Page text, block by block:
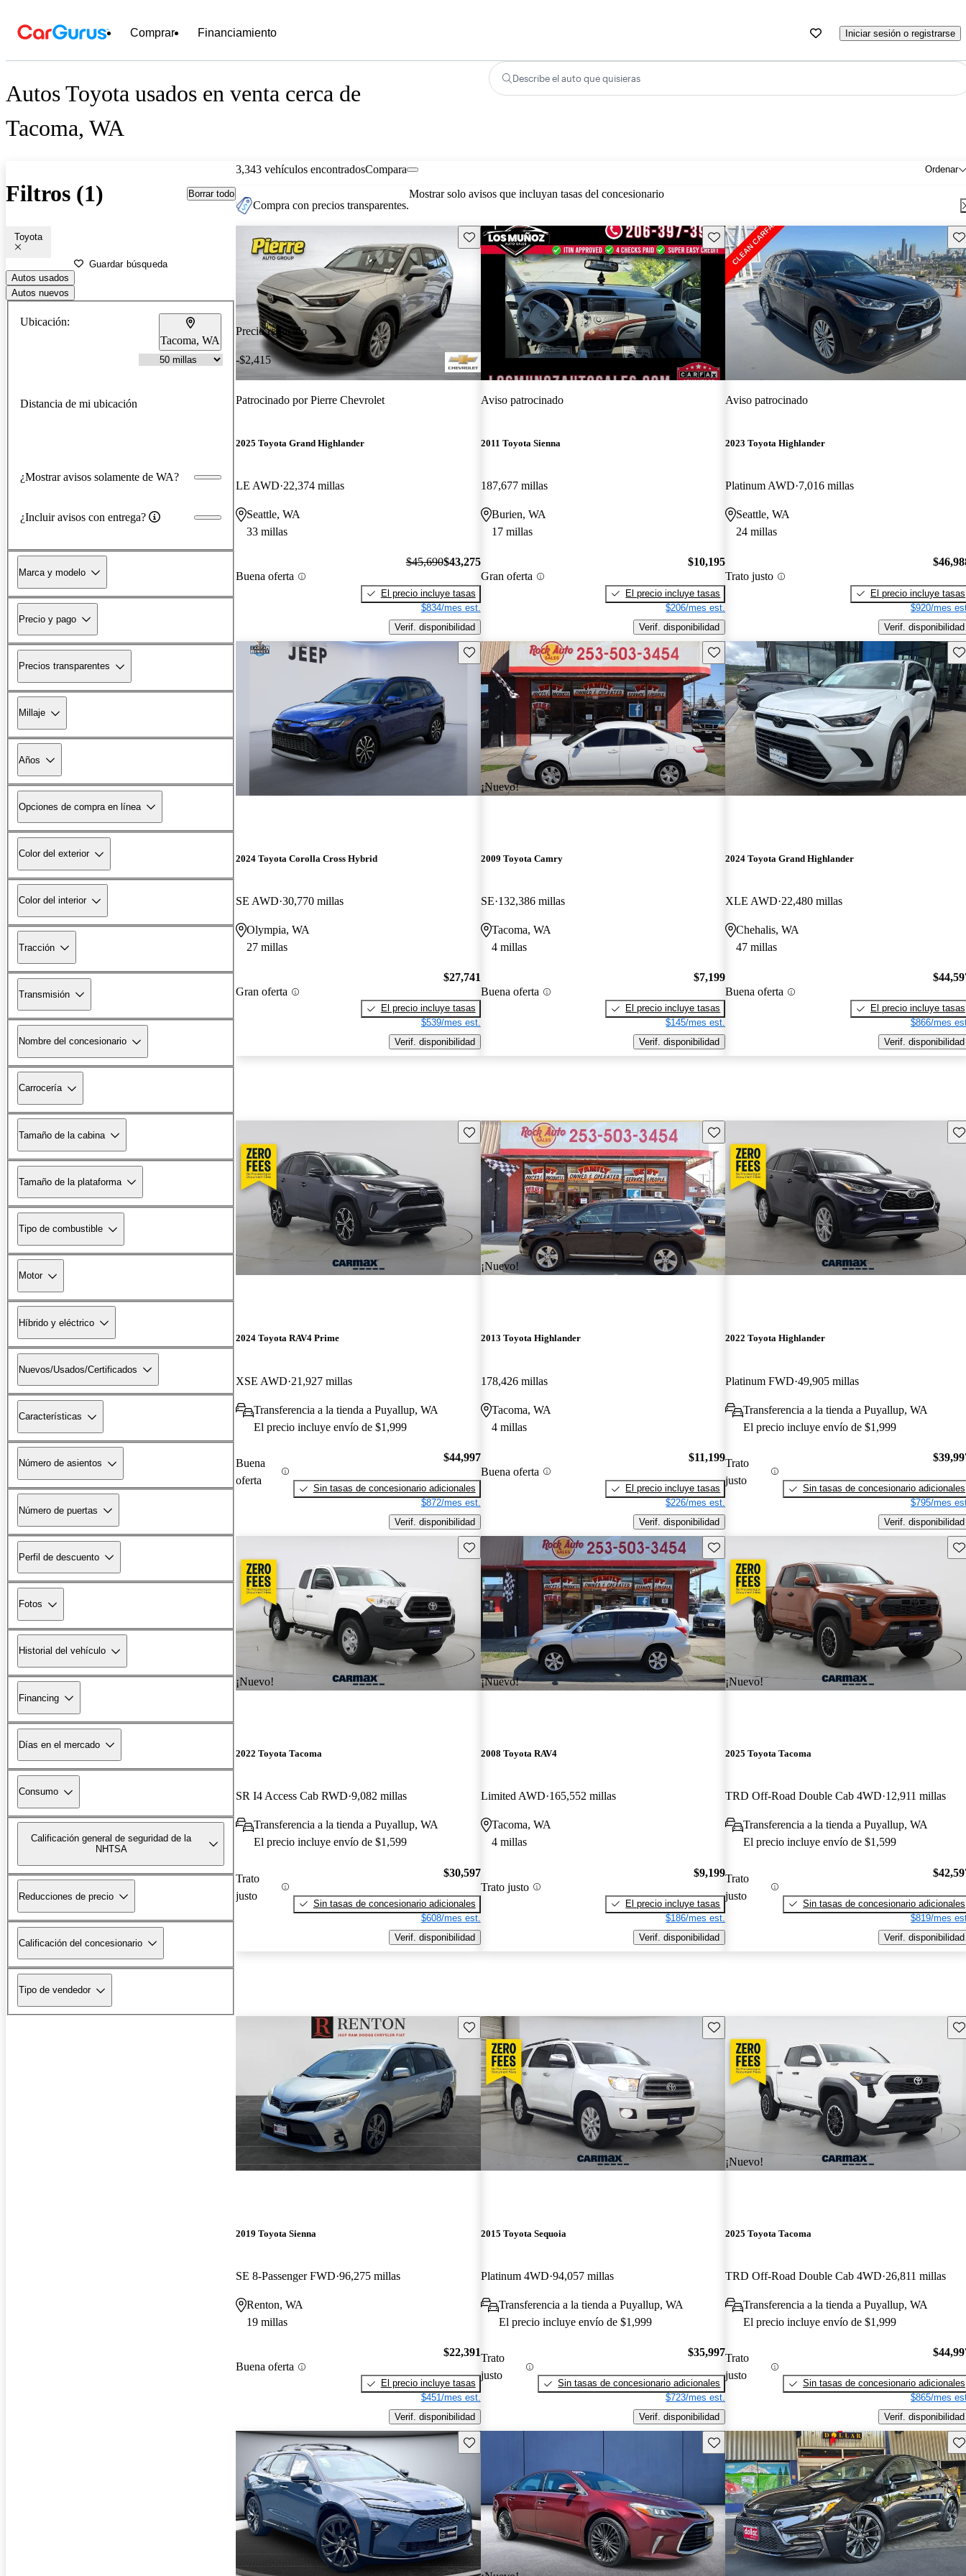
Comprar Financiamiento Iniciar sesión o registrarse
Autos Toyota usados en venta cerca de
Tacoma, WA
Describe el auto que quisieras
Filtros (1) Borrar todo
Toyota
Guardar búsqueda
Autos usados
Autos nuevos
Ubicación:
Tacoma, WA
Distancia de mi ubicación
¿Mostrar avisos solamente de WA?
¿Incluir avisos con entrega?
Marca y modelo
Precio y pago
Precios transparentes
Millaje
Años
Opciones de compra en línea
Color del exterior
Color del interior
Tracción
Transmisión
Nombre del concesionario
Carrocería
Tamaño de la cabina
Tamaño de la plataforma
Tipo de combustible
Motor
Híbrido y eléctrico
Nuevos/Usados/Certificados
Características
Número de asientos
Número de puertas
Perfil de descuento
Fotos
Historial del vehículo
Financing
Días en el mercado
Consumo
Calificación general de seguridad de la
NHTSA
Reducciones de precio
Calificación del concesionario
Tipo de vendedor
3,343 vehículos encontrados Ordenar
Compara
Compra con precios transparentes.
Mostrar solo avisos que incluyan tasas del concesionario
Precio reducido
-$2,415
Guarda este Aviso
Patrocinado porPierre Chevrolet
2025 Toyota Grand Highlander
LE AWD 22,374 millas
Seattle, WA
33 millas
Buena oferta
$45,690$43,275
El precio incluye tasas
$834/mes est.
Verif. disponibilidad
Guarda este Aviso
Aviso patrocinado
2011 Toyota Sienna
187,677 millas
Burien, WA
17 millas
Gran oferta
$10,195
El precio incluye tasas
$206/mes est.
Verif. disponibilidad
Aviso patrocinado
2023 Toyota Highlander
Platinum AWD 7,016 millas
Seattle, WA
24 millas
Trato justo
El precio incluye tasas
$920/mes
Verif. disponibilidad
Guarda este Aviso
2024 Toyota Corolla Cross Hybrid
SE AWD 30,770 millas
Olympia, WA
27 millas
Gran oferta
$27,741
El precio incluye tasas
$539/mes est.
Verif. disponibilidad
¡Nuevo!
Guarda este Aviso
2009 Toyota Camry
SE 132,386 millas
Tacoma, WA
4 millas
Buena oferta
$7,199
El precio incluye tasas
$145/mes est.
Verif. disponibilidad
2024 Toyota Grand Highlander
XLE AWD 22,480 millas
Chehalis, WA
47 millas
Buena oferta
El precio incluye tasas
$866/mes
Verif. disponibilidad
Guarda este Aviso
2024 Toyota RAV4 Prime
XSE AWD 21,927 millas
Transferencia a la tienda a Puyallup, WA
El precio incluye envío de $1,999
Buena
oferta
$44,997
Sin tasas de concesionario adicionales
$872/mes est.
Verif. disponibilidad
¡Nuevo!
Guarda este Aviso
2013 Toyota Highlander
178,426 millas
Tacoma, WA
4 millas
Buena oferta
$11,199
El precio incluye tasas
$226/mes est.
Verif. disponibilidad
2022 Toyota Highlander
Platinum FWD 49,905 millas
Transferencia a la tienda a Puyallup, WA
El precio incluye envío de $1,999
Trato
justo
Sin tasas de concesionario adicionales
$795/mes
Verif. disponibilidad
¡Nuevo!
Guarda este Aviso
2022 Toyota Tacoma
SR I4 Access Cab RWD 9,082 millas
Transferencia a la tienda a Puyallup, WA
El precio incluye envío de $1,599
Trato
justo
$30,597
Sin tasas de concesionario adicionales
$608/mes est.
Verif. disponibilidad
¡Nuevo!
Guarda este Aviso
2008 Toyota RAV4
Limited AWD 165,552 millas
Tacoma, WA
4 millas
Trato justo
$9,199
El precio incluye tasas
$186/mes est.
Verif. disponibilidad
¡Nuevo!
2025 Toyota Tacoma
TRD Off-Road Double Cab 4WD 12,911 millas
Transferencia a la tienda a Puyallup, WA
El precio incluye envío de $1,599
Trato
justo
Sin tasas de concesionario adicionales
$819/mes
Verif. disponibilidad
Guarda este Aviso
2019 Toyota Sienna
SE 8-Passenger FWD 96,275 millas
Renton, WA
19 millas
Buena oferta
$22,391
El precio incluye tasas
$451/mes est.
Verif. disponibilidad
Guarda este Aviso
2015 Toyota Sequoia
Platinum 4WD 94,057 millas
Transferencia a la tienda a Puyallup, WA
El precio incluye envío de $1,999
Trato
justo
$35,997
Sin tasas de concesionario adicionales
$723/mes est.
Verif. disponibilidad
¡Nuevo!
2025 Toyota Tacoma
TRD Off-Road Double Cab 4WD 26,811 millas
Transferencia a la tienda a Puyallup, WA
El precio incluye envío de $1,999
Trato
justo
Sin tasas de concesionario adicionales
$865/mes
Verif. disponibilidad
Guarda este Aviso Guarda este Aviso